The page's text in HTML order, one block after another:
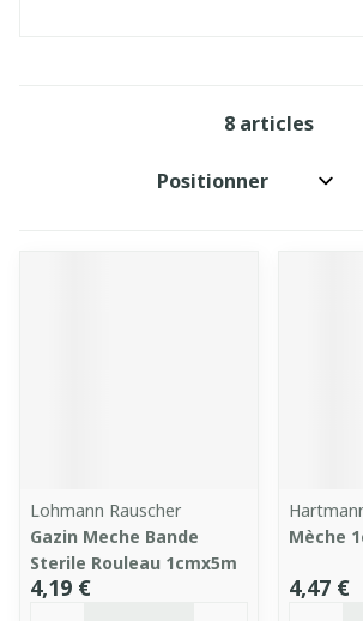
8articles
Trier par:
Lohmann Rauscher
Gazin Meche Bande
Sterile Rouleau 1cmx5m
4,19 €
Mèche
4,47 €